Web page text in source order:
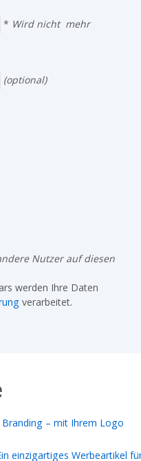
* Wird nicht mehr
(optional)
Nutzer auf diesen
werden Ihre Daten
verarbeitet.
– mit Ihrem Logo
einzigartiges Werbeartikel